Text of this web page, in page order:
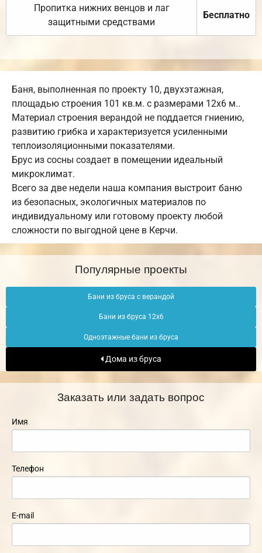
Пропитка нижних венцов и лаг
защитными средствами
Бесплатно
Баня, выполненная по проекту 10, двухэтажная,
площадью строения 101 кв.м. c размерами 12х6 м..
Материал строения верандой не поддается гниению,
развитию грибка и характеризуется усиленными
теплоизоляционными показателями.
Брус из сосны создает в помещении идеальный
микроклимат.
Всего за две недели наша компания выстроит баню
из безопасных, экологичных материалов по
индивидуальному или готовому проекту любой
сложности по выгодной цене в Керчи.
Популярные проекты
Бани из бруса с верандой
Бани из бруса 12х6
Одноэтажные бани из бруса
Дома из бруса
Заказать или задать вопрос
Имя
Телефон
E-mail